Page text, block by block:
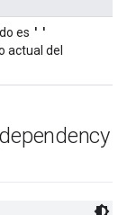
es ''
actual del
dependency